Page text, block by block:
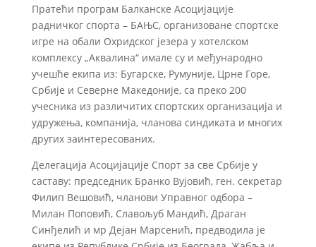
Пратећи програм Балканске Асоцијације
радничког спорта – БАЊС, организоване спортске
игре на обали Охридског језера у хотелском
комплексу „Аквалина“ имале су и међународно
учешће екипа из: Бугарске, Румуније, Црне Горе,
Србије и Северне Македоније, са преко 200
учесника из различитих спортских организација и
удружења, компанија, чланова синдиката и многих
других заинтересованих.
Делегација Асоцијације Спорт за све Србије у
саставу: председник Бранко Вујовић, ген. секретар
Филип Вешовић, чланови Управног одбора –
Милан Поповић, Славољуб Мандић, Драган
Синђелић и мр Дејан Марсенић, предводила је